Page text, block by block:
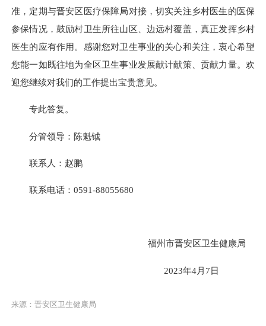
准，定期与晋安区医疗保障局对接，切实关注乡村医生的医保
参保情况，鼓励村卫生所往山区、边远村覆盖，真正发挥乡村
医生的应有作用。 感谢您对卫生事业的关心和关注，衷心希望
您能一如既往地为全区卫生事业发展献计献策、贡献力量。欢
迎您继续对我们的工作提出宝贵意见。
专此答复。
分管领导：陈魁钺
联系人：赵鹏
联系电话：0591-88055680
福州市晋安区卫生健康局
2023年4月7日
来源：晋安区卫生健康局